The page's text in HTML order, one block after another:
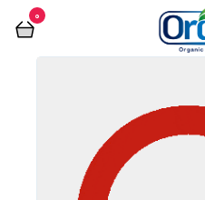
0
فروشگاه آنلاین اُرگت